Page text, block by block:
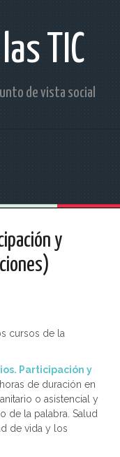
TIC
de vista social
y
cursos de la
Participación y
de duración en
o asistencial y
de la palabra. Salud
de vida y los